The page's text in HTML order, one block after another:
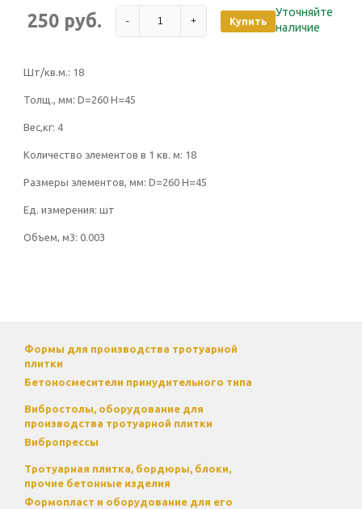
250 руб. - + Купить
Уточняйте
наличие
Шт/кв.м.: 18
Толщ., мм: D=260 Н=45
Вес,кг: 4
Количество элементов в 1 кв. м: 18
Размеры элементов, мм: D=260 Н=45
Ед. измерения: шт
Объем, м3: 0.003
Формы для производства тротуарной
плитки
Бетоносмесители принудительного типа
Вибростолы, оборудование для
производства тротуарной плитки
Вибропрессы
Тротуарная плитка, бордюры, блоки,
прочие бетонные изделия
Формопласт и оборудование для его